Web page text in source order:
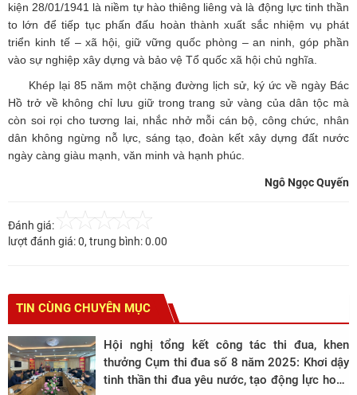
kiện 28/01/1941 là niềm tự hào thiêng liêng và là động lực tinh thần
to lớn để tiếp tục phấn đấu hoàn thành xuất sắc nhiệm vụ phát
triển kinh tế – xã hội, giữ vững quốc phòng – an ninh, góp phần
vào sự nghiệp xây dựng và bảo vệ Tổ quốc xã hội chủ nghĩa.
Khép lại 85 năm một chặng đường lịch sử, ký ức về ngày Bác
Hồ trở về không chỉ lưu giữ trong trang sử vàng của dân tộc mà
còn soi rọi cho tương lai, nhắc nhở mỗi cán bộ, công chức, nhân
dân không ngừng nỗ lực, sáng tạo, đoàn kết xây dựng đất nước
ngày càng giàu mạnh, văn minh và hạnh phúc.
Ngô Ngọc Quyến
Đánh giá:
lượt đánh giá:0, trung bình:0.00
TIN CÙNG CHUYÊN MỤC
Hội nghị tổng kết công tác thi đua, khen
thưởng Cụm thi đua số 8 năm 2025: Khơi dậy
tinh thần thi đua yêu nước, tạo động lực hoàn